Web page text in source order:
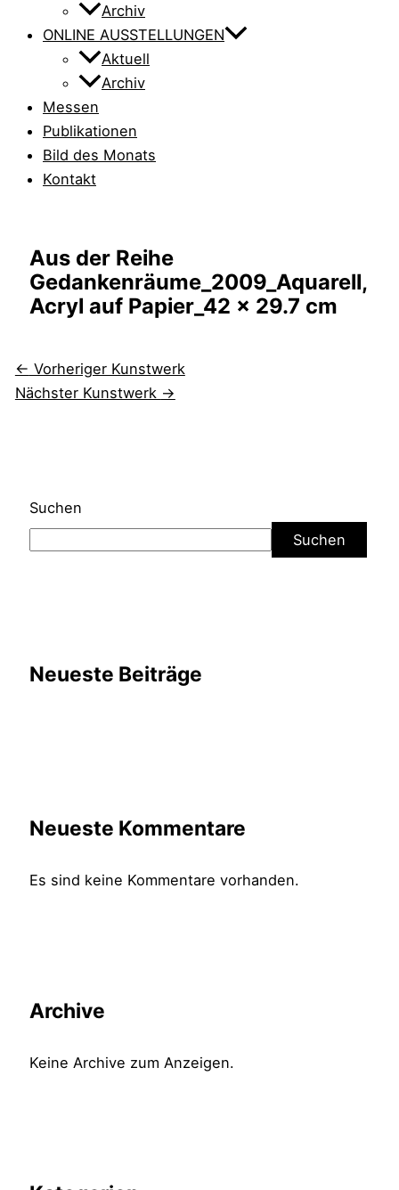
Archiv
ONLINE AUSSTELLUNGEN
Aktuell
Archiv
Messen
Publikationen
Bild des Monats
Kontakt
Aus der Reihe
Gedankenräume_2009_Aquarell,
Acryl auf Papier_42 x 29.7 cm
← Vorheriger Kunstwerk
Nächster Kunstwerk →
Suchen
Suchen
Neueste Beiträge
Neueste Kommentare
Es sind keine Kommentare vorhanden.
Archive
Keine Archive zum Anzeigen.